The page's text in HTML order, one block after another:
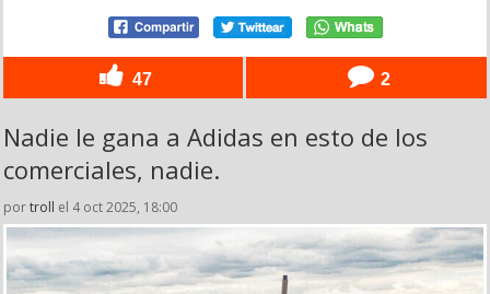
47 2
Nadie le gana a Adidas en esto de los
comerciales, nadie.
portroll el 4 oct 2025, 18:00